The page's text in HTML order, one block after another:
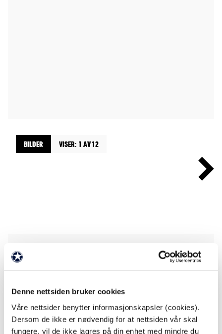
Denne nettsiden bruker cookies
Våre nettsider benytter informasjonskapsler (cookies).
Dersom de ikke er nødvendig for at nettsiden vår skal
fungere, vil de ikke lagres på din enhet med mindre du
BILDER VISER: 1 AV 12
mellom Stabæk Fotball og Craft. Hjemmedrakten
inspirert av kommunen vår, som vi representerer
både her hjemme og når vi reiser rundt i landet.